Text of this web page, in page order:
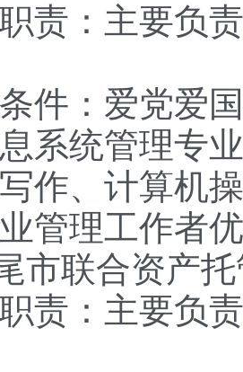
：主要负责
：爱党爱国
系统管理专
作、计算机
管理工作者
联合资产托
：主要负责